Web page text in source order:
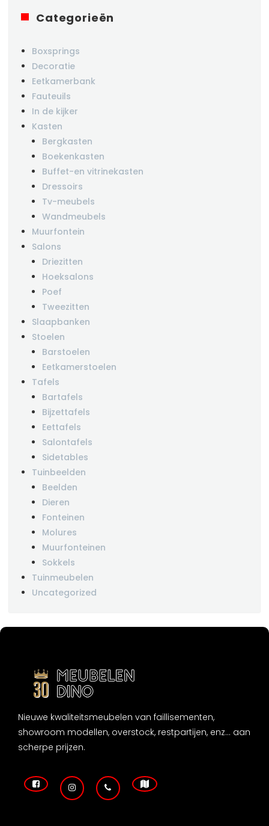
Categorieën
Boxsprings
Decoratie
Eetkamerbank
Fauteuils
In de kijker
Kasten
Bergkasten
Boekenkasten
Buffet-en vitrinekasten
Dressoirs
Tv-meubels
Wandmeubels
Muurfontein
Salons
Driezitten
Hoeksalons
Poef
Tweezitten
Slaapbanken
Stoelen
Barstoelen
Eetkamerstoelen
Tafels
Bartafels
Bijzettafels
Eettafels
Salontafels
Sidetables
Tuinbeelden
Beelden
Dieren
Fonteinen
Molures
Muurfonteinen
Sokkels
Tuinmeubelen
Uncategorized
Nieuwe kwaliteitsmeubelen van faillisementen,
showroom modellen, overstock, restpartijen, enz... aan
scherpe prijzen.